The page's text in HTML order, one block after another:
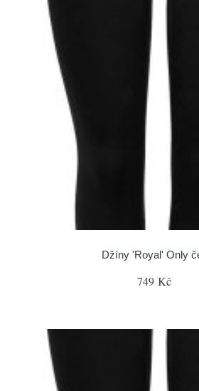
Džíny 'Royal' Only
749 Kč